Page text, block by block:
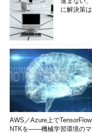
に解決策
AWS／Azure上で
NTKを――機械学習環境のマ